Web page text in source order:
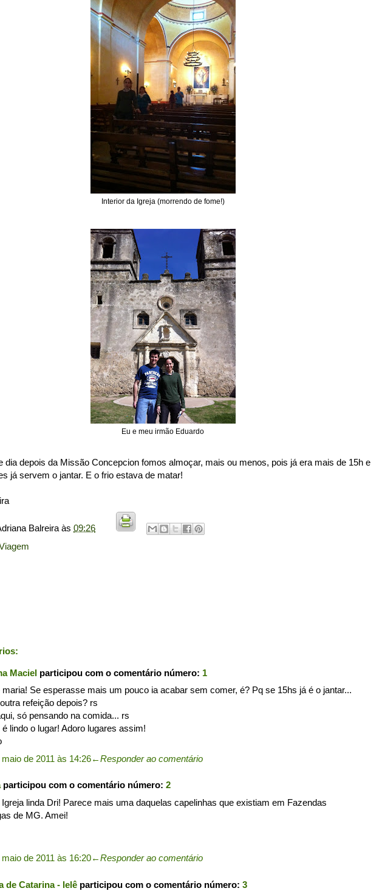
Interior da Igreja (morrendo de fome!)
Eu e meu irmão Eduardo
dia depois da Missão Concepcion fomos almoçar, mais ou menos, pois já era mais de 15h e
já servem o jantar. E o frio estava de matar!
Balreira às 09:26
Maciel participou com o comentário número: 1
maria! Se esperasse mais um pouco ia acabar sem comer, é? Pq se 15hs já é o jantar...
refeição depois? rs
só pensando na comida... rs
é lindo o lugar! Adoro lugares assim!
de 2011 às 14:26←Responder ao comentário
participou com o comentário número: 2
linda Dri! Parece mais uma daquelas capelinhas que existiam em Fazendas
de MG. Amei!
de 2011 às 16:20←Responder ao comentário
de Catarina - lelê participou com o comentário número: 3